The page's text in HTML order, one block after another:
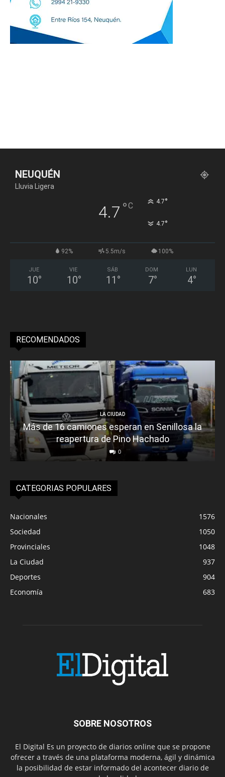
NEUQUÉN
Lluvia Ligera
4.7 °C 4.7°
4.7°
92% 5.5m/s 100%
JUE
10°
VIE
10°
SÁB
11 °
DOM
7°
LUN
4°
RECOMENDADOS
LA CIUDAD
Más de 16 camiones esperan en Senillosa la
reapertura de Pino Hachado
0
CATEGORIAS POPULARES
Nacionales
1576
Sociedad
1050
Provinciales
1048
La Ciudad
937
Deportes
904
Economía
683
SOBRE NOSOTROS
El Digital Es un proyecto de diarios online que se propone
ofrecer a través de una plataforma moderna, ágil y dinámica
la posibilidad de estar informado del acontecer diario de